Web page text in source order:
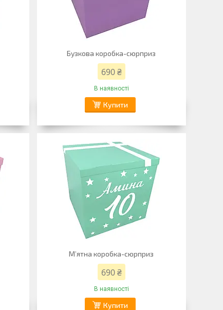
Бузкова коробка-сюрприз
690 ₴
В наявності
Купити
М’ятна коробка-сюрприз
690 ₴
В наявності
Купити